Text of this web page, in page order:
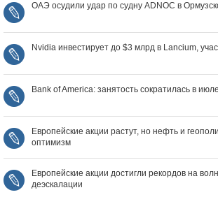
ОАЭ осудили удар по судну ADNOC в
Nvidia инвестирует до $3 млрд в Lancium,
Bank of America: занятость сократилась в
Европейские акции растут, но нефть и
оптимизм
Европейские акции достигли рекордов на
деэскалации